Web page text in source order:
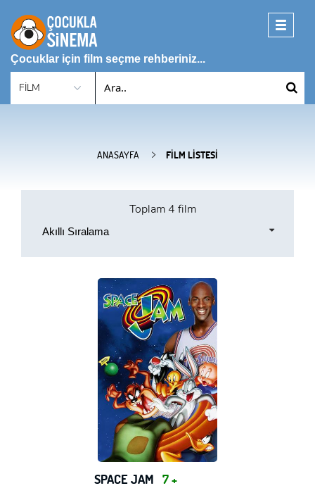
Toggle
Çocuklar için film seçme rehberiniz...
ANASAYFA FILM LISTESI
Toplam4 film
Akıllı Sıralama
SPACE JAM 7 +